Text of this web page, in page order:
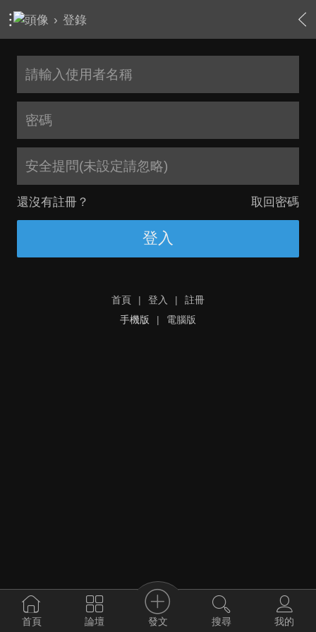
› 登錄
安全提問(未設定請忽略)
還沒有註冊？ 取回密碼
登入
首頁 | 登入 |
註冊
手機版
| 電腦版
首頁 論壇 發文 搜尋 我的